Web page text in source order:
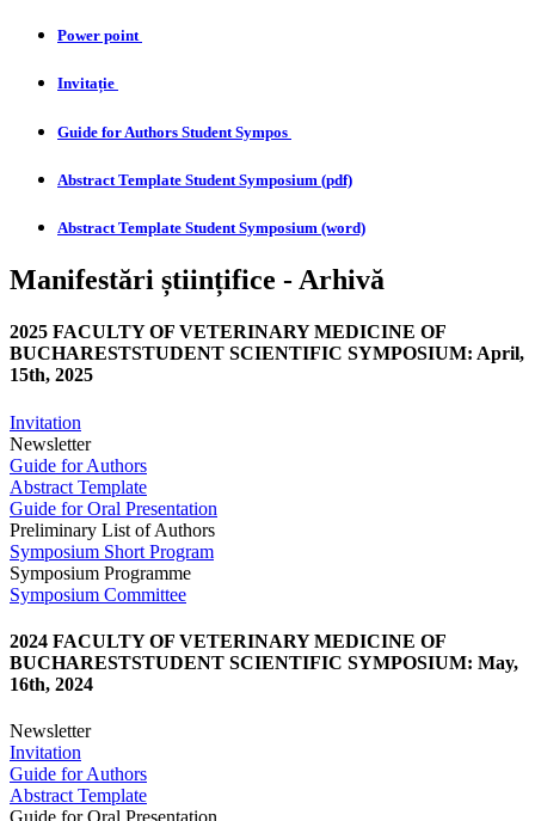
Power point
Invitație
Guide for Authors Student Sympos
Abstract Template Student Symposium (pdf)
Abstract Template Student Symposium (word)
Manifestări științifice - Arhivă
2025 FACULTY OF VETERINARY MEDICINE OF
BUCHARESTSTUDENT SCIENTIFIC SYMPOSIUM: April,
15th, 2025
Invitation
Newsletter
Guide for Authors
Abstract Template
Guide for Oral Presentation
Preliminary List of Authors
Symposium Short Program
Symposium Programme
Symposium Committee
2024 FACULTY OF VETERINARY MEDICINE OF
BUCHARESTSTUDENT SCIENTIFIC SYMPOSIUM: May,
16th, 2024
Newsletter
Invitation
Guide for Authors
Abstract Template
Guide for Oral Presentation